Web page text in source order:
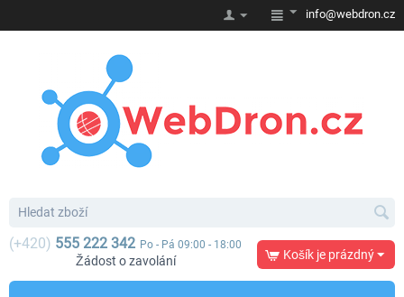
info@webdron.cz
(+420) 555 222 342 Po - Pá 09:00 - 18:00
Žádost o zavolání Košík je prázdný